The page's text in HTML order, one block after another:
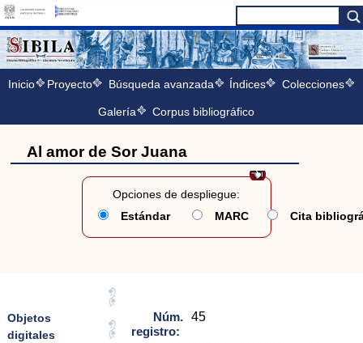
Inicio Proyecto Búsqueda avanzada Índices Colecciones
Galería Corpus bibliográfico
Al amor de Sor Juana
Opciones de despliegue:
Estándar
MARC Cita
Objetos
digitales
Núm.
registro:
45